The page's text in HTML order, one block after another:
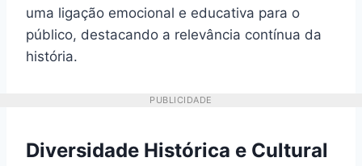
uma ligação emocional e educativa para o
público, destacando a relevância contínua da
história.
PUBLICIDADE
Diversidade Histórica e Cultural